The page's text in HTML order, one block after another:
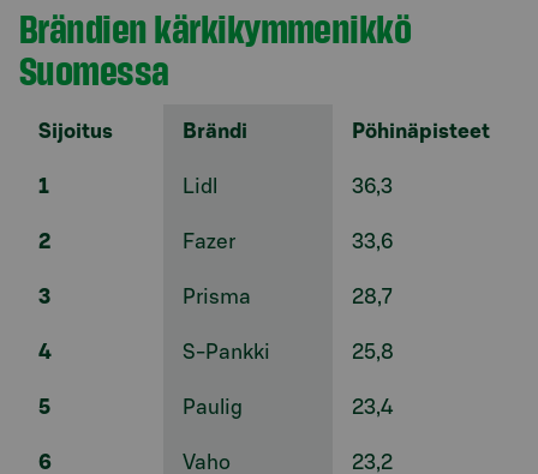
Brändien kärkikymmenikkö
Suomessa
Sijoitus Brändi Pöhinäpisteet
1 Lidl 36,3
2 Fazer 33,6
3 Prisma 28,7
4 S-Pankki 25,8
5 Paulig 23,4
6 Vaho 23,2